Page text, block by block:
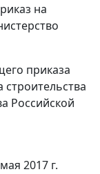
на
приказа
Российской
2017 г.